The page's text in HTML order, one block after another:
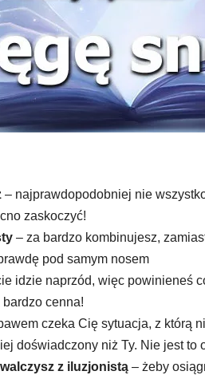
– najprawdopodobniej nie
zaskoczyć!
– za bardzo kombinujesz,
pod samym nosem
idzie naprzód, więc powinieneś
cenna!
czeka Cię sytuacja, z którą
doświadczony niż Ty. Nie jest to
z iluzjonistą – żeby